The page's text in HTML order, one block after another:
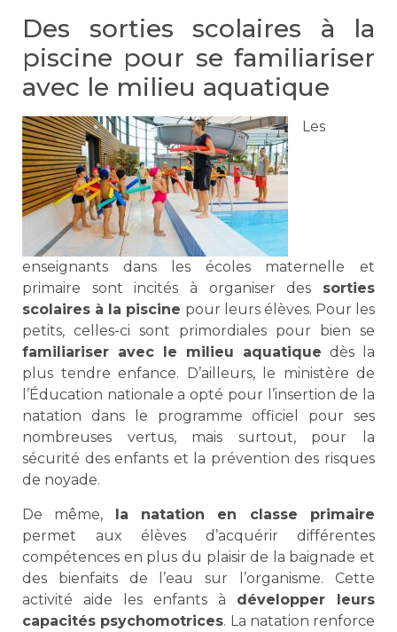
Des sorties scolaires à la
piscine pour se familiariser
avec le milieu aquatique
Les
enseignants dans les écoles maternelle et
primaire sont incités à organiser des sorties
scolaires à la piscine pour leurs élèves. Pour les
petits, celles-ci sont primordiales pour bien se
familiariser avec le milieu aquatique dès la
plus tendre enfance. D’ailleurs, le ministère de
l’Éducation nationale a opté pour l’insertion de la
natation dans le programme officiel pour ses
nombreuses vertus, mais surtout, pour la
sécurité des enfants et la prévention des risques
de noyade.
De même, la natation en classe primaire
permet aux élèves d’acquérir différentes
compétences en plus du plaisir de la baignade et
des bienfaits de l’eau sur l’organisme. Cette
activité aide les enfants à développer leurs
capacités psychomotrices. La natation renforce